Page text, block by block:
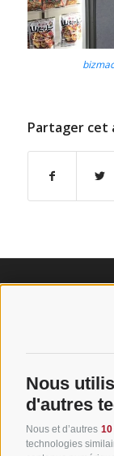
Nous
d'autres
Nous et d’autres
technologies
Partager cet